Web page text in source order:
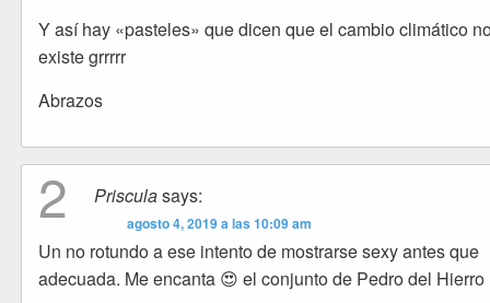
Y así hay «pasteles» que dicen que el cambio climático
existe grrrrr
Abrazos
2 Prisculasays:
agosto 4, 2019 a las 10:09 am
Un no rotundo a ese intento de mostrarse sexy antes que
adecuada. Me encanta 😍 el conjunto de Pedro del Hierro